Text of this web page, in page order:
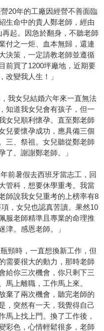
20年的工廠因經營不善面臨
生命中的貴人鄭老師，經由
起。因急於翻身，不聽老師
付之一炬、血本無歸，還連
決策，一定請教老師並遵循
前買了1200坪廠地，近期要
改變我人生！」
我女兒結婚六年來一直無法
知道我女兒會有孩子，但一
女兒順利懷孕。直至鄭老師
兒要懷孕成功，應具備三個
三、祭祖。女兒聽從鄭老師
了。謝謝鄭老師。」
前暑假去西班牙當志工，回
管科，想要休學重考。我當
師說我女兒重考的上榜率有8
，女兒也認真苦讀。果然10
服老師精準且專業的命理推
津。感恩老師。」
頸時，一直想換新工作，但
需要很大的動力，那時老師
給你三次機會，你只剩下三
馬上離職，工作馬上來。
棄了兩次機會，聽完老師的
，突然有一天，我覺得自己
馬上找上門。換了工作後，
彩色，心情輕鬆很多，老師